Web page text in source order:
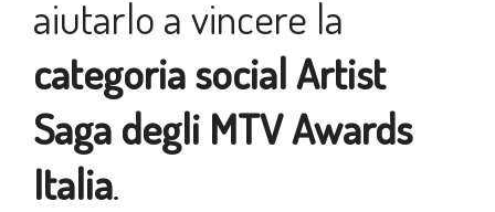
aiutarlo a vincere la
categoria social Artist
Saga degli MTV Awards
Italia.